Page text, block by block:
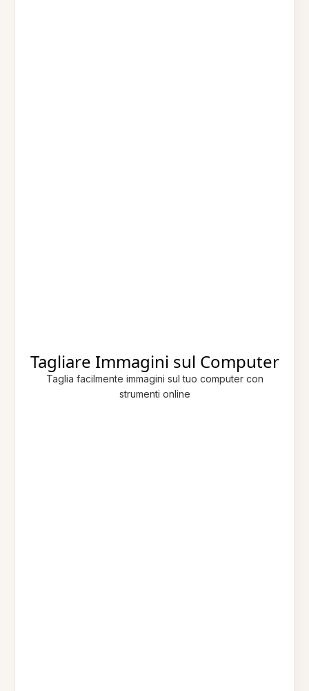
Tagliare Immagini sul Computer
Taglia facilmente immagini sul tuo computer con
strumenti online